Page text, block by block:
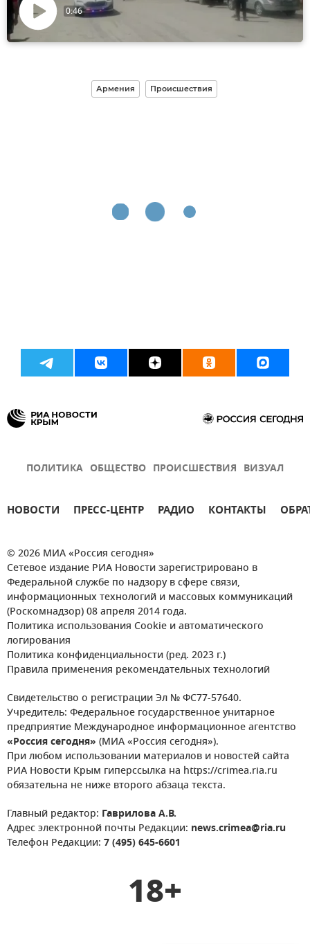
Воспроизвести
0:46
Армения Происшествия
ПОЛИТИКА ОБЩЕСТВО ПРОИСШЕСТВИЯ ВИЗУАЛ
НОВОСТИ ПРЕСС-ЦЕНТР РАДИО КОНТАКТЫ
© 2026 МИА «Россия сегодня»
Сетевое издание РИА Новости зарегистрировано в
Федеральной службе по надзору в сфере связи,
информационных технологий и массовых коммуникаций
(Роскомнадзор) 08 апреля 2014 года.
Политика использования Cookie и автоматического
логирования
Политика конфиденциальности (ред. 2023 г.)
Правила применения рекомендательных технологий
Свидетельство о регистрации Эл № ФС77-57640.
Учредитель: Федеральное государственное унитарное
предприятие Международное информационное агентство
«Россия сегодня» (МИА «Россия сегодня»).
При любом использовании материалов и новостей сайта
РИА Новости Крым гиперссылка на https://crimea.ria.ru
обязательна не ниже второго абзаца текста.
Главный редактор: Гаврилова А.В.
Адрес электронной почты Редакции: news.crimea@ria.ru
Телефон Редакции: 7 (495) 645-6601
18+